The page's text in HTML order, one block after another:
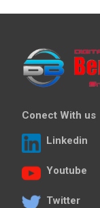
Conect With us
Linkedin
Youtube
Twitter